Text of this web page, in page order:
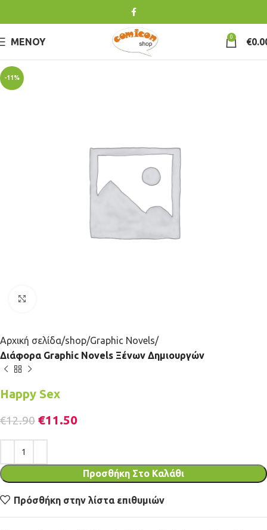
ΜΕΝΟΎ 0 €
-11%
Αρχική σελίδα shop Graphic Novels
Διάφορα Graphic Novels Ξένων Δημιουργών
Happy Sex
€12.90 €11.50
Προσθήκη Στο Καλάθι
Πρόσθήκη στην λίστα επιθυμιών